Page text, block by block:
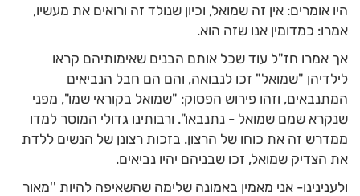
היו אומרים: אין זה שמואל, וכיון שנולד זה ורואים את מעשיו,
אמרו: כמדומין אנו שזה הוא.
אך אמרו חז"ל עוד שכל אותם הבנים שאימותיהם קראו
לילדיהן "שמואל" זכו לנבואה, והם הם חבל הנביאים
המתנבאים, וזהו פירוש הפסוק: "שמואל בקוראי שמו", מפני
שנקרא שמם שמואל - נתנבאו". ורבותינו גדולי המוסר למדו
ממדרש זה את כוחו של הרצון. בזכות רצונן של הנשים ללדת
את הצדיק שמואל, זכו שבניהם יהיו נביאים.
ולענינינו- אני מאמין באמונה שלימה שהשאיפה להיות ''מאור